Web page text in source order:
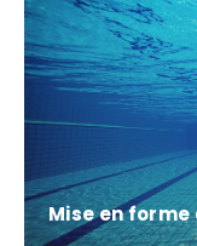
Mise en